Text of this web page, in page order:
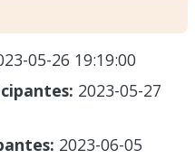
05-26 19:19:00
2023-05-27
2023-06-05